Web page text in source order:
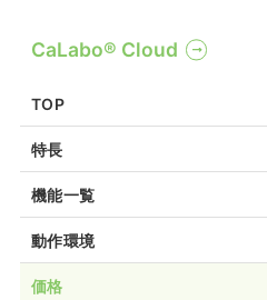
CaLabo®︎ Cloud
TOP
特長
機能一覧
動作環境
価格